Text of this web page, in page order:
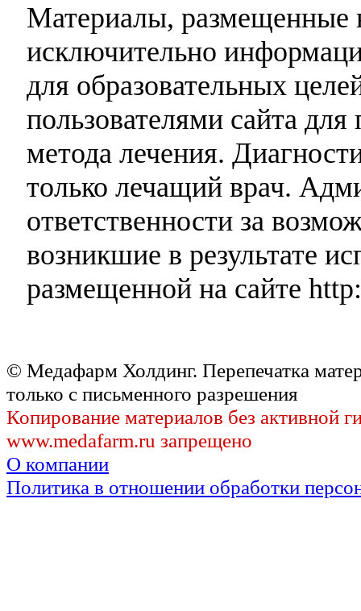
Материалы, размещенные
исключительно
для образовательных
пользователями сайта
метода лечения.
только лечащий врач.
ответственности за
возникшие в результате
размещенной на сайте
© Медафарм Холдинг. Перепечатка
только с письменного разрешения
Копирование материалов без активной
www.medafarm.ru запрещено
О компании
Политика в отношении обработки